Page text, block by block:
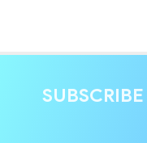
SUBSCRIBE